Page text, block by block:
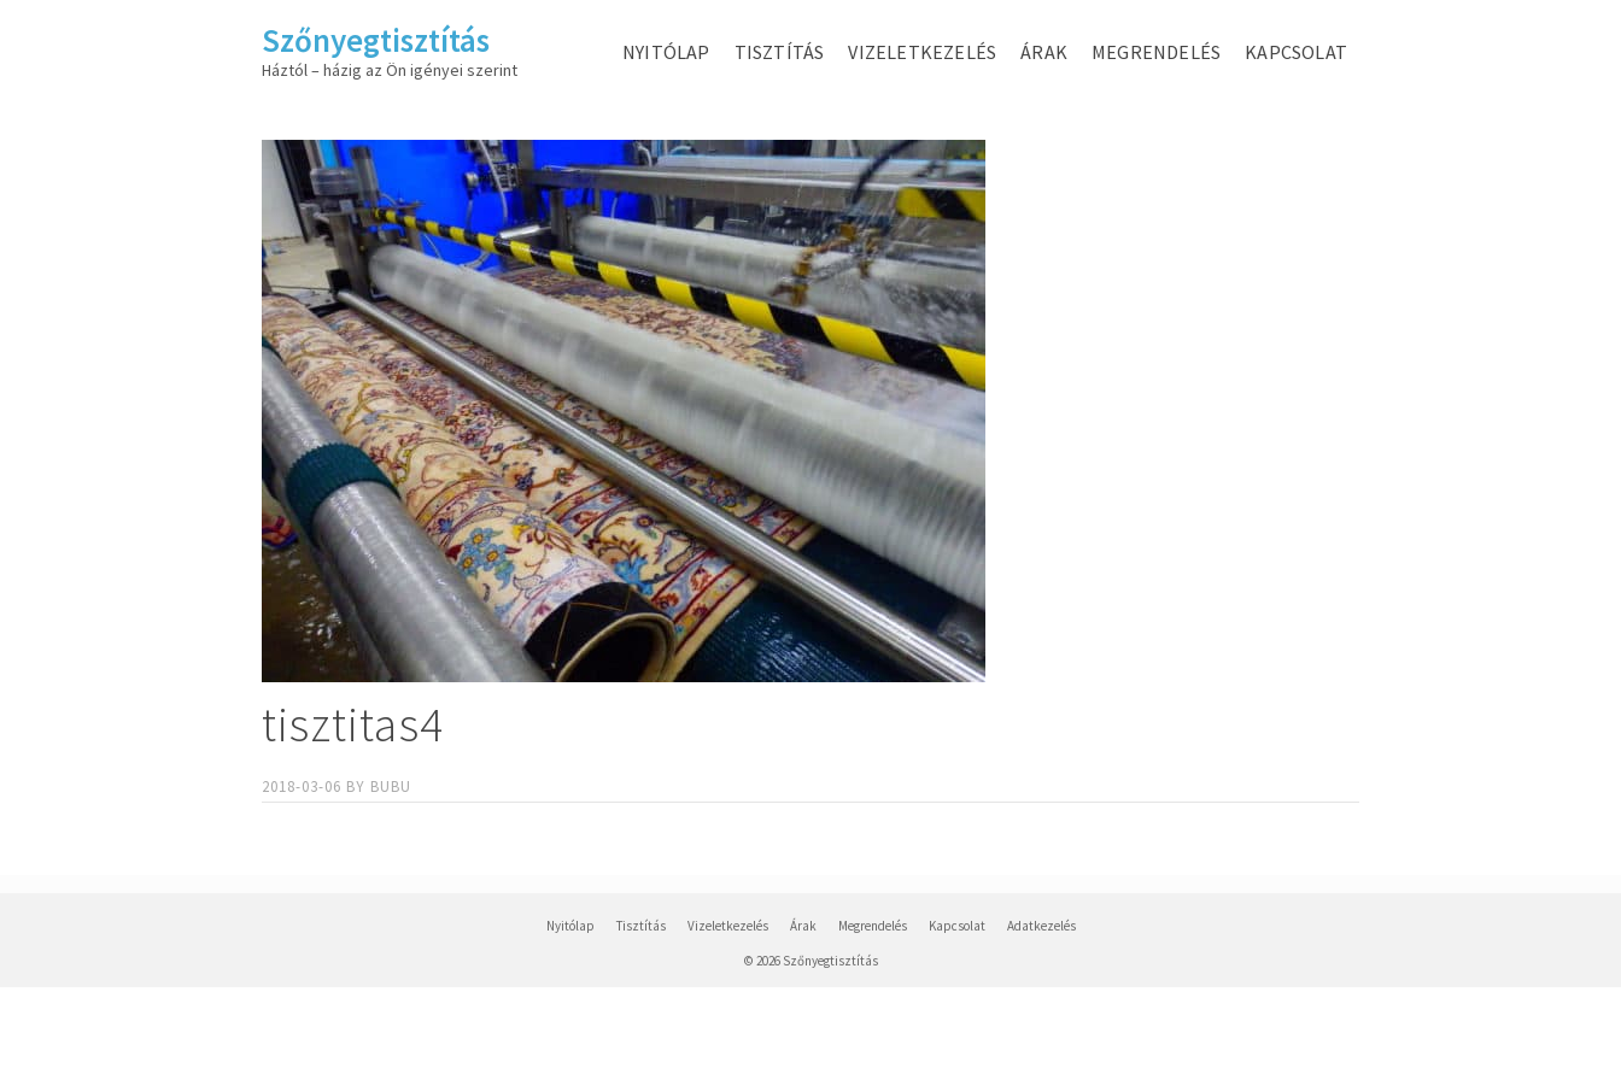
Szőnyegtisztítás
Háztól – házig az Ön igényei szerint
NYITÓLAP TISZTÍTÁS VIZELETKEZELÉS ÁRAK MEGRENDELÉS KAPCSOLAT
tisztitas4
2018-03-06 BY BUBU
Nyitólap Tisztítás Vizeletkezelés Árak Megrendelés Kapcsolat Adatkezelés
© 2026 Szőnyegtisztítás